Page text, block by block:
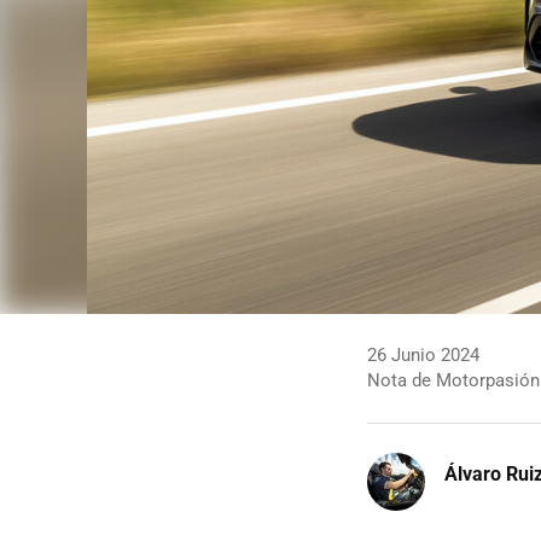
26 Junio 2024
Nota de Motorpasión
Álvaro